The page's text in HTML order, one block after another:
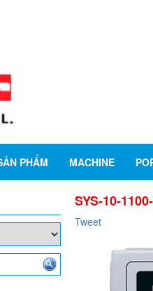
PHẨM MACHINE
SYS-10-
Tweet